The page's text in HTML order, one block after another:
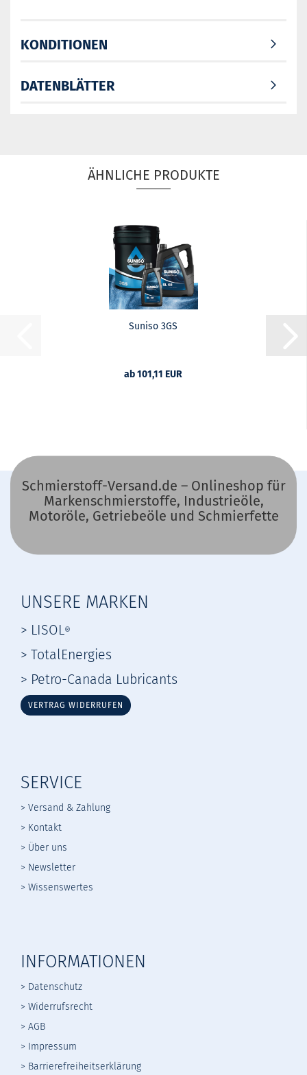
KONDITIONEN
DATENBLÄTTER
ÄHNLICHE PRODUKTE
Suniso 3GS
ab 101,11 EUR
Schmierstoff-Versand.de – Onlineshop für
Markenschmierstoffe, Industrieöle,
Motoröle, Getriebeöle und Schmierfette
UNSERE MARKEN
> LISOL®
> TotalEnergies
> Petro-Canada Lubricants
VERTRAG WIDERRUFEN
SERVICE
> Versand & Zahlung
> Kontakt
> Über uns
> Newsletter
> Wissenswertes
INFORMATIONEN
> Datenschutz
> Widerrufsrecht
> AGB
> Impressum
> Barrierefreiheitserklärung